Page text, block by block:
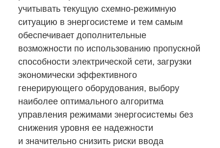
учитывать текущую схемно-режимную
ситуацию в энергосистеме и тем самым
обеспечивает дополнительные
возможности по использованию пропускной
способности электрической сети, загрузки
экономически эффективного
генерирующего оборудования, выбору
наиболее оптимального алгоритма
управления режимами энергосистемы без
снижения уровня ее надежности
и значительно снизить риски ввода